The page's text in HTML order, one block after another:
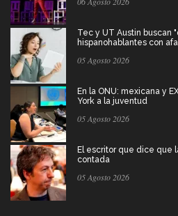
Tec y UT Austin buscan
hispanohablantes con
05 Agosto 2026
En la ONU: mexicana y
York a la juventud
05 Agosto 2026
El escritor que dice que
contada
05 Agosto 2026